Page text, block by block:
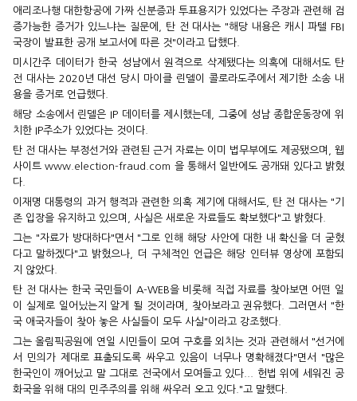
애리조나행 대한항공에 가짜 신분증과 투표용지가 있었다는 주장과 관련해 검
증가능한 증거가 있느냐는 질문에, 탄 전 대사는 "해당 내용은 캐시 파텔 FBI
국장이 발표한 공개 보고서에 따른 것"이라고 답했다.
미시간주 데이터가 한국 성남에서 원격으로 삭제됐다는 의혹에 대해서도 탄
전 대사는 2020년 대선 당시 마이클 린델이 콜로라도주에서 제기한 소송 내
용을 증거로 언급했다.
해당 소송에서 린델은 IP 데이터를 제시했는데, 그중에 성남 종합운동장에 위
치한 IP주소가 있었다는 것이다.
탄 전 대사는 부정선거와 관련된 근거 자료는 이미 법무부에도 제공됐으며, 웹
사이트www.election-fraud.com 을 통해서 일반에도 공개돼 있다고 밝혔
다.
이재명 대통령의 과거 행적과 관련한 의혹 제기에 대해서도, 탄 전 대사는 "기
존 입장을 유지하고 있으며, 사실은 새로운 자료들도 확보했다"고 밝혔다.
그는 "자료가 방대하다"면서 "그로 인해 해당 사안에 대한 내 확신을 더 굳혔
다고 말하겠다"고 밝혔으나, 더 구체적인 언급은 해당 인터뷰 영상에 포함되
지 않았다.
탄 전 대사는 한국 국민들이 A-WEB을 비롯해 직접 자료를 찾아보면 어떤 일
이 실제로 일어났는지 알게 될 것이라며, 찾아보라고 권유했다. 그러면서 "한
국 애국자들이 찾아 놓은 사실들이 모두 사실"이라고 강조했다.
그는 올림픽공원에 연일 시민들이 모여 구호를 외치는 것과 관련해서 "선거에
서 민의가 제대로 표출되도록 싸우고 있음이 너무나 명확해졌다"면서 "많은
한국인이 깨어났고 말 그대로 전국에서 모여들고 있다... 헌법 위에 세워진 공
화국을 위해 대의 민주주의를 위해 싸우러 오고 있다."고 말했다.